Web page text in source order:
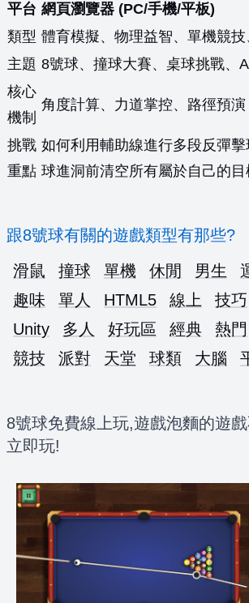
平台 網頁瀏覽器 (PC/手機/平板)
類型 體育模擬、物理益智、單機競技
主題 8號球、撞球大賽、桌球挑戰、
核心
機制
角度計算、力道掌控、路徑預演
挑戰
重點
如何利用輔助線進行多段反彈
球進洞前清空所有屬於自己的目
跟8號球有關的遊戲類型有那些?
滑鼠
撞球 單機 休閒 男生
趣味
單人 HTML5 線上 技巧
Unity
多人 好玩區 經典 熱門
競技
派對 天堂 球類 大腦
8號球免費線上玩,遊戲泡麵的遊
立即玩!